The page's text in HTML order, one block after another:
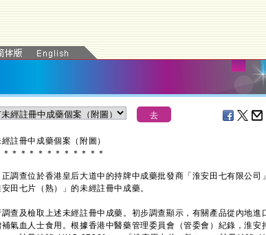
註冊中成藥個案（附圖）
＊ ＊ ＊ ＊ ＊ ＊ ＊ ＊ ＊ ＊ ＊ ＊
查位於香港皇后大道中的持牌中成藥批發商「淮安田七有限公司
田七片（熟）」的未經註冊中成藥。
及檢取上述未經註冊中成藥。初步調查顯示，有關產品從內地進
氣血人士食用。根據香港中醫藥管理委員會（管委會）紀錄，淮安